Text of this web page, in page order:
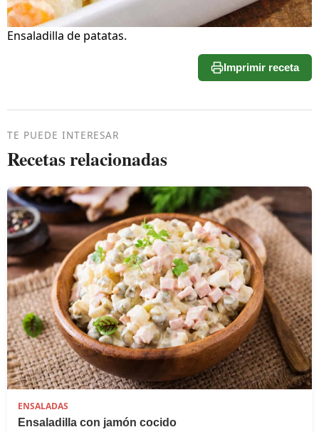
Ensaladilla de patatas.
Imprimir receta
TE PUEDE INTERESAR
Recetas relacionadas
ENSALADAS
Ensaladilla con jamón cocido